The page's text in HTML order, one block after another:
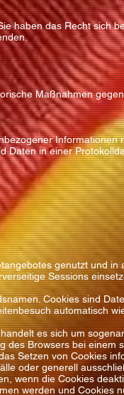
haben das Recht sich
Maßnahmen
Informationen
Daten in einer
genutzt und in
Sessions
Cookies sind
automatisch
es sich um
Browsers bei einem
Setzen von Cookies
oder generell
wenn die Cookies
werden und Cookies